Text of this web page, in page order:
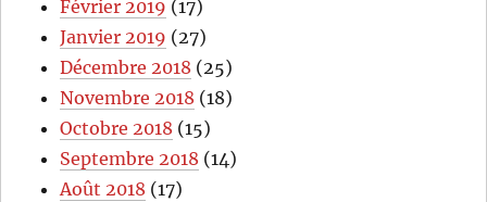
Février 2019 (17)
Janvier 2019 (27)
Décembre 2018 (25)
Novembre 2018 (18)
Octobre 2018 (15)
Septembre 2018 (14)
Août 2018 (17)